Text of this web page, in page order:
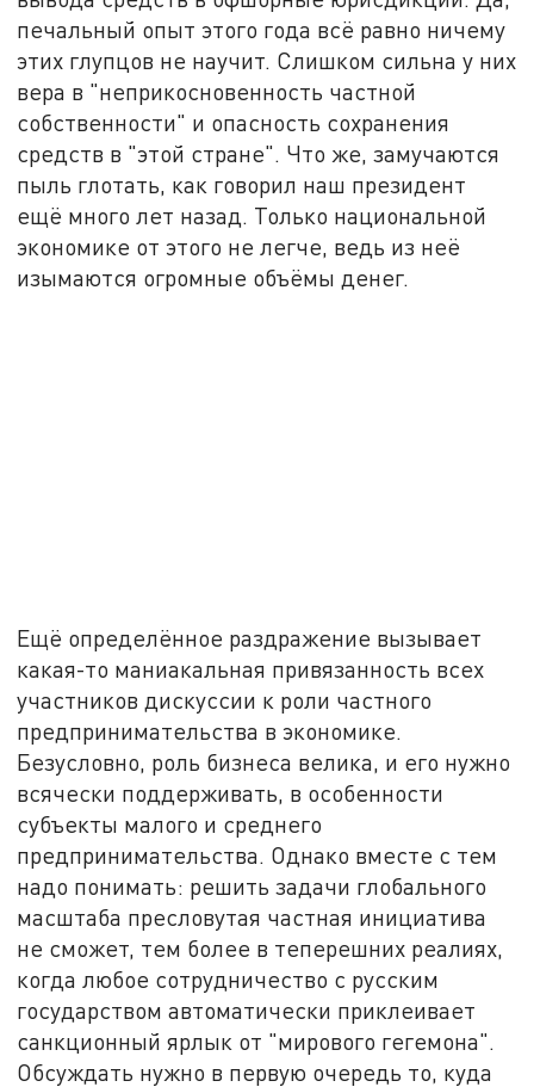
печальный опыт этого года всё равно ничему
этих глупцов не научит. Слишком сильна у них
вера в "неприкосновенность частной
собственности" и опасность сохранения
средств в "этой стране". Что же, замучаются
пыль глотать, как говорил наш президент
ещё много лет назад. Только национальной
экономике от этого не легче, ведь из неё
изымаются огромные объёмы денег.
Ещё определённое раздражение вызывает
какая-то маниакальная привязанность всех
участников дискуссии к роли частного
предпринимательства в экономике.
Безусловно, роль бизнеса велика, и его нужно
всячески поддерживать, в особенности
субъекты малого и среднего
предпринимательства. Однако вместе с тем
надо понимать: решить задачи глобального
масштаба пресловутая частная инициатива
не сможет, тем более в теперешних реалиях,
когда любое сотрудничество с русским
государством автоматически приклеивает
санкционный ярлык от "мирового гегемона".
Обсуждать нужно в первую очередь то, куда